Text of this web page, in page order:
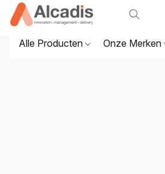
Alle Producten Onze Merken